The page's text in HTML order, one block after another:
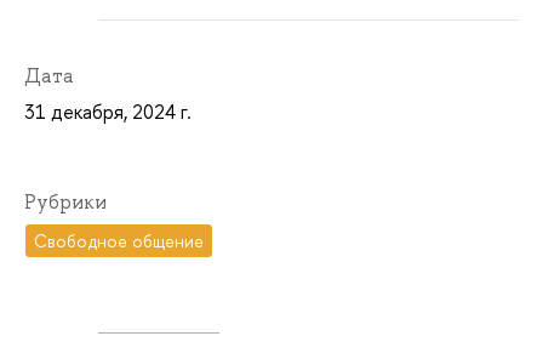
Дата
31 декабря, 2024 г.
Рубрики
Свободное общение